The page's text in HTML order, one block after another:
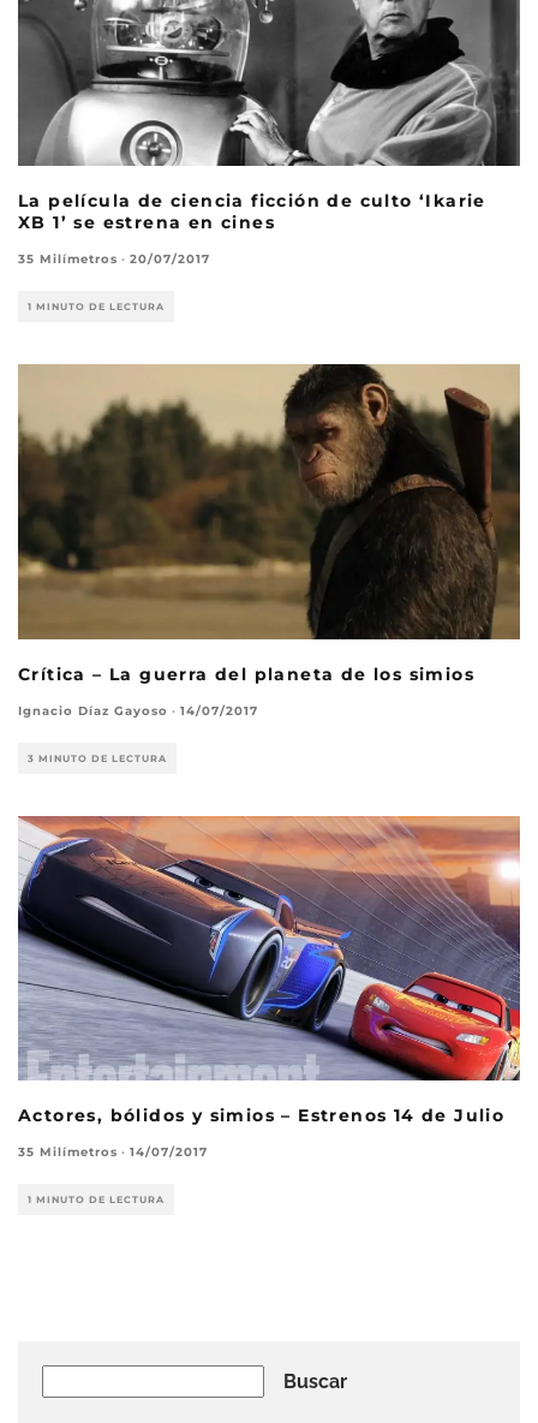
La película de ciencia ficción de culto ‘Ikarie
XB 1’ se estrena en cines
35 Milímetros · 20/07/2017
1 MINUTO DE LECTURA
Crítica – La guerra del planeta de los simios
Ignacio Díaz Gayoso · 14/07/2017
3 MINUTO DE LECTURA
Actores, bólidos y simios – Estrenos 14 de Julio
35 Milímetros · 14/07/2017
1 MINUTO DE LECTURA
Buscar